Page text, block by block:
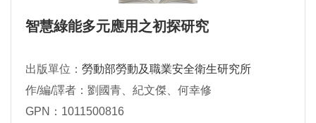
智慧綠能多元應用之初探研究
出版單位： 勞動部勞動及職業安全衛生研究所
作/編/譯者：劉國青、紀文傑、何幸修
GPN：1011500816